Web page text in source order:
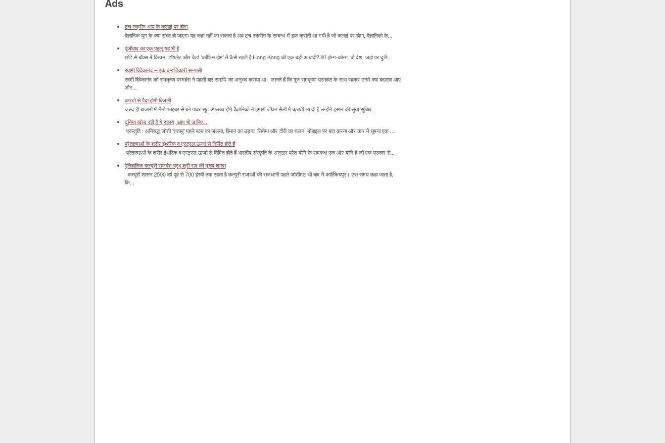
टच स्क्रीन आप के कलाई पर होगा
वैज्ञानिक युग के क्या संभव हो जाएगा यह कहा नहीं जा सकता है अब टच स्क्रीन के सम्बन्ध में इक क्रांती आ गयी है जो कलाई पर होगा, वैज्ञानिको के...
पूंजीवाद का एक पहलू यह भी है
छोटे से बॉक्‍स में किचन, टॉयलेट और बेड! 'कॉफिन होम' में कैसे रहती है Hong Kong की एक बड़ी आबादी? ￼ होन्ग-कोन्ग. वो देश, जहां पर दुनि...
स्वामी विवेकानंद – एक क्रांतिकारी सन्यासी
स्वमी विवेकानंद को रामकृष्ण परमहंस ने पहली बार समाधि का अनुभव कराया था। जानते हैं कि गुरु रामकृष्ण परमहंस के साथ रहकर उनमें क्या बदलाव आए
और...
कपड़ो से पैदा होगी बिजली
जल्द ही बाजारों में नैनो फाइबर से बने पावर सूट उपलब्ध होंगे वैज्ञानिको ने हमारी जीवन सैली में क्रांती ला दी है उन्होंने इंसान की सुख सुबिध...
दुनिया खोज रही है ये रहस्य, आप भी जानिए...
प्रस्तुति : अनिरुद्ध जोशी 'शतायु' पहले बल्ब का जलना, विमान का उड़ना, सिनेमा और टीवी का चलन, मोबाइल पर बात करना और कार में घूमना एक ...
प्रेतात्माओं के शरीर ईथरिक व एस्ट्रल ऊर्जा से निर्मित होते हैं
प्रेतात्माओं के शरीर ईथरिक व एस्ट्रल ऊर्जा से निर्मित होते हैं भारतीय संस्कृति के अनुसार प्रेत योनि के समकक्ष एक और योनि है जो एक प्रकार से...
ऐतिहासिक कत्यूरी राजवंश प्रभु श्री राम की मुख्य शाखा
कत्यूरी शासन 2500 वर्ष पूर्व से 700 ईस्वी तक रहता है कत्यूरी राजाओं की राजधानी पहले जोशीमठ थी बाद में कार्तिकेयपुर। उस समय कहा जाता है,
कि...